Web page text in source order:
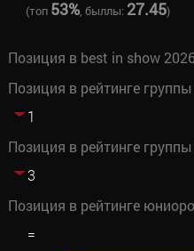
(топ 53%, быллы: 27.45)
Позиция в best in show
Позиция в рейтинге
1
Позиция в рейтинге
3
Позиция в рейтинге
=